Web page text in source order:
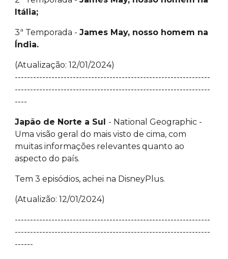
Itália;
3ª Temporada -James May, nosso homem na
Índia.
(Atualização: 12/01/2024)
----------------------------------------------------------------
----------------------------------------------------------------
----
Japão de Norte a Sul - National Geographic -
Uma visão geral do mais visto de cima, com
muitas informações relevantes quanto ao
aspecto do país.
Tem 3 episódios, achei na DisneyPlus.
(Atualizão: 12/01/2024)
----------------------------------------------------------------
----------------------------------------------------------------
------